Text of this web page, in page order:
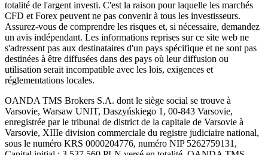
totalité de l'argent investi. C'est la raison pour laquelle les marchés
CFD et Forex peuvent ne pas convenir à tous les investisseurs.
Assurez-vous de comprendre les risques et, si nécessaire, demandez
un avis indépendant. Les informations reprises sur ce site web ne
s'adressent pas aux destinataires d'un pays spécifique et ne sont pas
destinées à être diffusées dans des pays où leur diffusion ou
utilisation serait incompatible avec les lois, exigences et
réglementations locales.
OANDA TMS Brokers S.A. dont le siège social se trouve à
Varsovie, Warsaw UNIT, Daszyńskiego 1, 00-843 Varsovie,
enregistrée par le tribunal de district de la capitale de Varsovie à
Varsovie, XIIIe division commerciale du registre judiciaire national,
sous le numéro KRS 0000204776, numéro NIP 5262759131,